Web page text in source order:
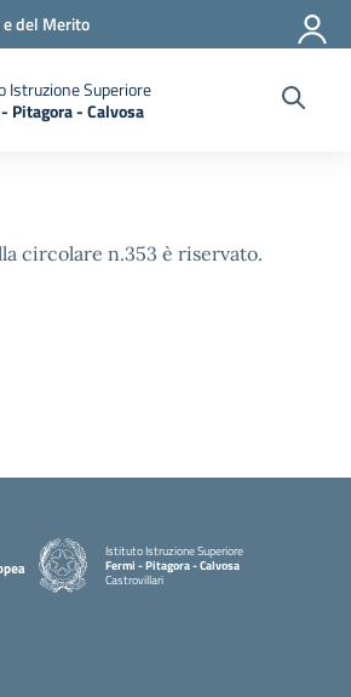
del Merito
Istruzione Superiore
Pitagora - Calvosa
la pagina iniziale della scuola
circolare n.353 è riservato.
Istituto Istruzione Superiore
Fermi - Pitagora - Calvosa
Castrovillari